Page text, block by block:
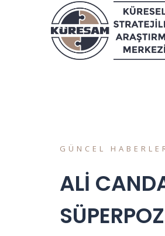
GÜNCEL
ALİ